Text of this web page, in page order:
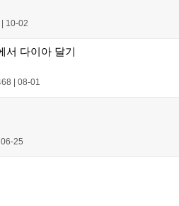
| 10-02
서 다이아 달기
08-01
06-25